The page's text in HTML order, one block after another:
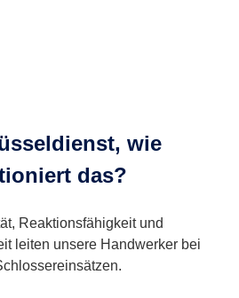
wie
das?
Reaktionsfähigkeit und
leiten unsere Handwerker bei